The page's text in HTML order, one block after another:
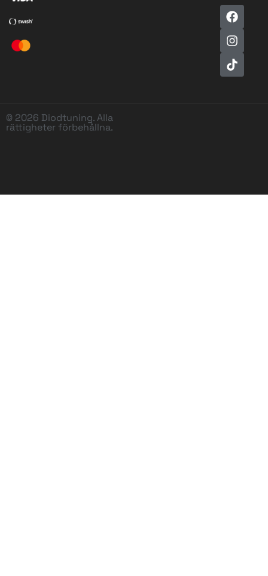
© 2026 Diodtuning. Alla
rättigheter förbehållna.